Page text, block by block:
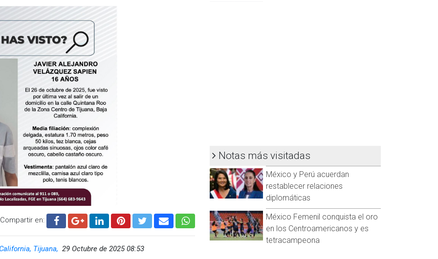
Compartir en:
Tijuana, 29 Octubre de 2025 08:53
Notas más visitadas
México y Perú acuerdan
restablecer relaciones
diplomáticas
México Femenil conquista el oro
en los Centroamericanos y es
tetracampeona